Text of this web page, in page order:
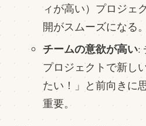
ィが高い）プロジェ
開がスムーズになる。
チームの意欲が高い:
プロジェクトで新し
たい！」と前向きに
重要。